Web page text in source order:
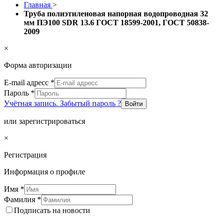
Главная >
Труба полиэтиленовая напорная водопроводная 32
мм ПЭ100 SDR 13.6 ГОСТ 18599-2001, ГОСТ 50838-
2009
×
Форма авторизации
E-mail адресс *
Пароль *
Учётная запись. Забытый пароль ?
Войти
или зарегистрироваться
×
Регистрация
Информация о профиле
Имя *
Фамилия *
Подписать на новости